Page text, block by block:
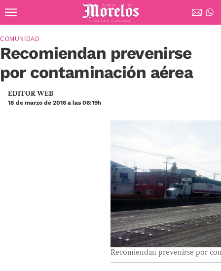
Diario de Morelos
Recomiendan prevenirse
por contaminación aérea
COMUNIDAD
EDITOR WEB
18 de marzo de 2016 a las 06:19h
Recomiendan prevenirse por